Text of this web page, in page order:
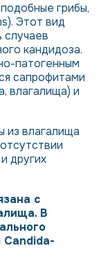
грибы,
Этот вид
случаев
кандидоза.
патогенным
сапрофитами
влагалища) и
из влагалища
других
с
В